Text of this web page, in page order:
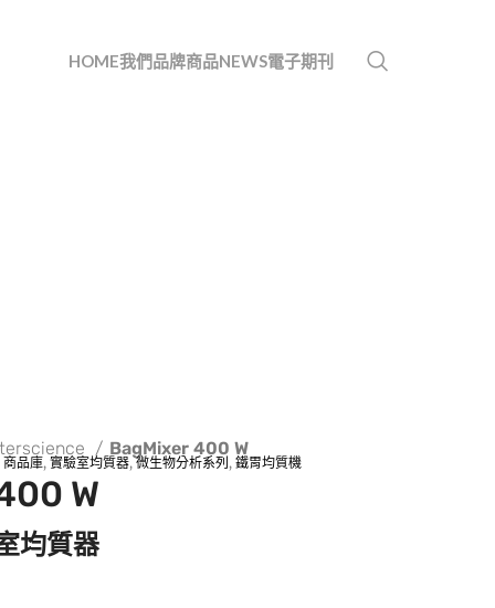
HOME我們品牌商品NEWS電子期刊
BagMixer 400 W
商品庫, 實驗室均質器,微生物分析系列 , 鐵胃均質機
W
均質器